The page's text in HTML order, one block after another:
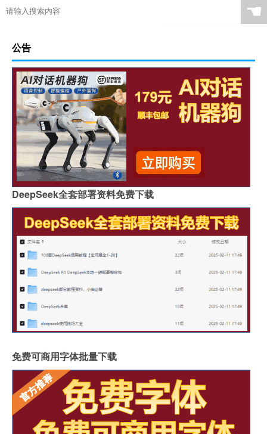
☚
公告
DeepSeek全套部署资料免费下载
免费可商用字体批量下载